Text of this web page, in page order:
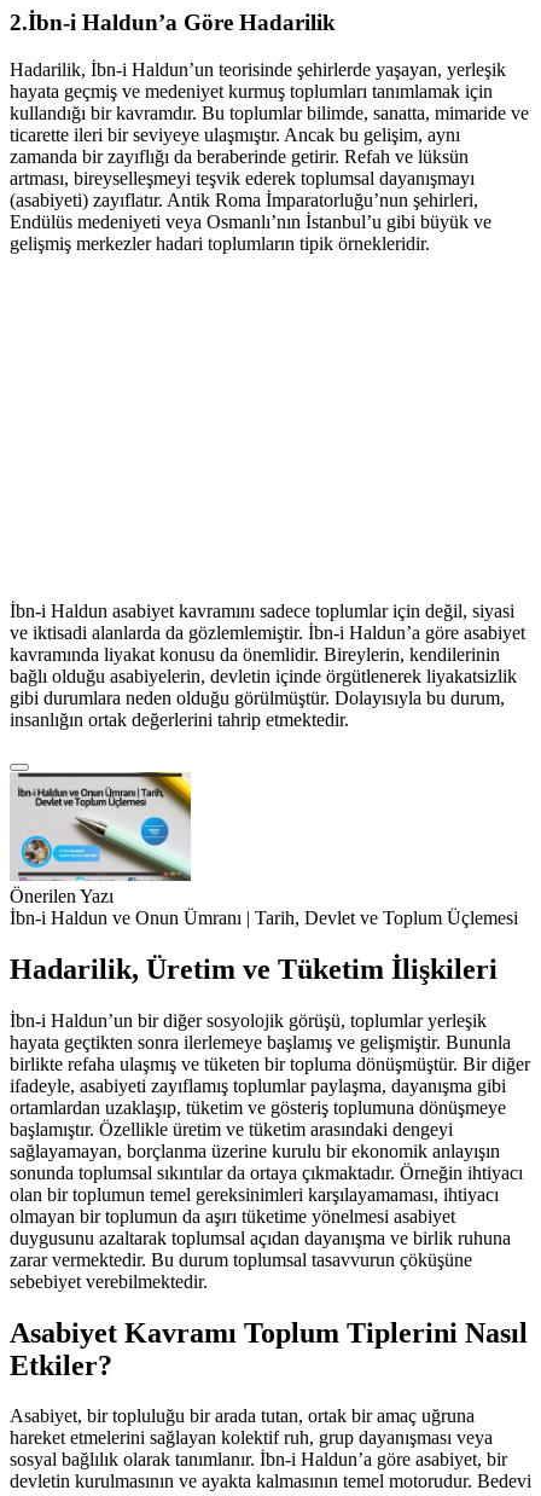
2.İbn-i Haldun’a Göre Hadarilik
Hadarilik, İbn-i Haldun’un teorisinde şehirlerde yaşayan, yerleşik
hayata geçmiş ve medeniyet kurmuş toplumları tanımlamak için
kullandığı bir kavramdır. Bu toplumlar bilimde, sanatta, mimaride ve
ticarette ileri bir seviyeye ulaşmıştır. Ancak bu gelişim, aynı
zamanda bir zayıflığı da beraberinde getirir. Refah ve lüksün
artması, bireyselleşmeyi teşvik ederek toplumsal dayanışmayı
(asabiyeti) zayıflatır. Antik Roma İmparatorluğu’nun şehirleri,
Endülüs medeniyeti veya Osmanlı’nın İstanbul’u gibi büyük ve
gelişmiş merkezler hadari toplumların tipik örnekleridir.
İbn-i Haldun asabiyet kavramını sadece toplumlar için değil, siyasi
ve iktisadi alanlarda da gözlemlemiştir. İbn-i Haldun’a göre asabiyet
kavramında liyakat konusu da önemlidir. Bireylerin, kendilerinin
bağlı olduğu asabiyelerin, devletin içinde örgütlenerek liyakatsizlik
gibi durumlara neden olduğu görülmüştür. Dolayısıyla bu durum,
insanlığın ortak değerlerini tahrip etmektedir.
Önerilen Yazı
İbn-i Haldun ve Onun Ümranı | Tarih, Devlet ve Toplum Üçlemesi
Hadarilik, Üretim ve Tüketim İlişkileri
İbn-i Haldun’un bir diğer sosyolojik görüşü, toplumlar yerleşik
hayata geçtikten sonra ilerlemeye başlamış ve gelişmiştir. Bununla
birlikte refaha ulaşmış ve tüketen bir topluma dönüşmüştür. Bir diğer
ifadeyle, asabiyeti zayıflamış toplumlar paylaşma, dayanışma gibi
ortamlardan uzaklaşıp, tüketim ve gösteriş toplumuna dönüşmeye
başlamıştır. Özellikle üretim ve tüketim arasındaki dengeyi
sağlayamayan, borçlanma üzerine kurulu bir ekonomik anlayışın
sonunda toplumsal sıkıntılar da ortaya çıkmaktadır. Örneğin ihtiyacı
olan bir toplumun temel gereksinimleri karşılayamaması, ihtiyacı
olmayan bir toplumun da aşırı tüketime yönelmesi asabiyet
duygusunu azaltarak toplumsal açıdan dayanışma ve birlik ruhuna
zarar vermektedir. Bu durum toplumsal tasavvurun çöküşüne
sebebiyet verebilmektedir.
Asabiyet Kavramı Toplum Tiplerini Nasıl
Etkiler?
Asabiyet, bir topluluğu bir arada tutan, ortak bir amaç uğruna
hareket etmelerini sağlayan kolektif ruh, grup dayanışması veya
sosyal bağlılık olarak tanımlanır. İbn-i Haldun’a göre asabiyet, bir
devletin kurulmasının ve ayakta kalmasının temel motorudur. Bedevi